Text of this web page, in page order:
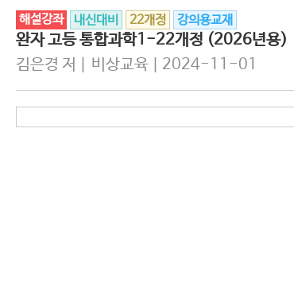
해설강좌 내신대비 22개정 강의용교재
완자 고등 통합과학1-22개정 (2026년용)
김은경 저 | 비상교육 | 2024-11-01